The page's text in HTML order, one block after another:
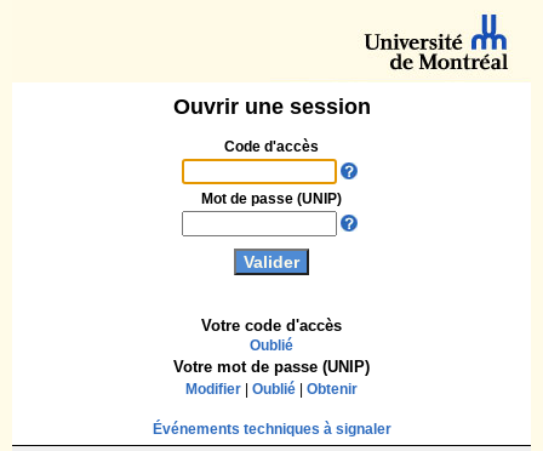
Ouvrir une session
Code d'accès
Votre code d'accès
Oublié
Mot de passe (UNIP)
Votre mot de passe (UNIP)
Modifier Oublié Obtenir
Événements techniques à signaler